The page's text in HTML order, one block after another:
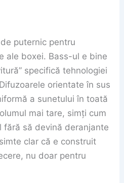
puternic pentru
ale boxei. Bass-ul e bine
specifică tehnologiei
orientate în sus
a sunetului în toată
mai tare, simți cum
fără să devină deranjante
clar că e construit
nu doar pentru